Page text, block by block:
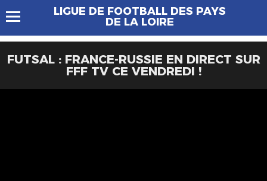
LIGUE DE FOOTBALL DES PAYS
DE LA LOIRE
FUTSAL : FRANCE-RUSSIE EN DIRECT SUR
FFF TV CE VENDREDI !